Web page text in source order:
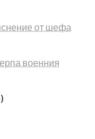
от шефа
военния